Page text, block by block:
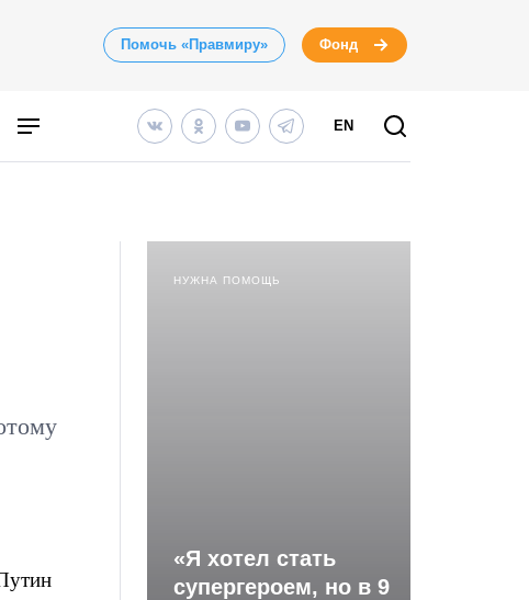
Помочь «Правмиру» Фонд
EN
НУЖНА ПОМОЩЬ
«Я хотел стать
супергероем, но в 9